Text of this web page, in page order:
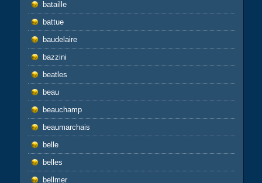
bataille
battue
baudelaire
bazzini
beatles
beau
beauchamp
beaumarchais
belle
belles
bellmer